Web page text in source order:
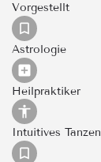
Vorgestellt
Astrologie
Heilpraktiker
Intuitives Tanzen